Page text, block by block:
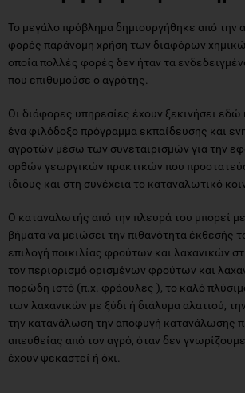
Το μεγάλο πρόβλημα δημιουργήθηκε από την
φορές παράνομη χρήση των διαφόρων
οποία πολλές φορές δεν ήταν τα
που επιθυμούσε ο αγρότης.
Οι διάφορες υπηρεσίες έχουν ξεκινήσει εδώ
ένα φιλόδοξο πρόγραμμα εκπαίδευσης και
αγροτών μέσω των συνεταιρισμών για την
ορθών γεωργικών πρακτικών που
ίδιους και στη συνέχεια το καταναλωτικό
Ο καταναλωτής από την πλευρά του μπορεί
βήματα να μειώσει την πιθανότητα έκθεσής
επιλογή ποικιλίας φρούτων και λαχανικών
τον περιορισμό ορισμένων φρούτων και
πορώδη ιστό (π.χ. φράουλες ), το καλό
των λαχανικών με ξύδι ή διάλυμα αλατιού,
την κατανάλωση την αποφυγή κατανάλωσης
απευθείας από τον αγρό, όταν δεν
έχουν ψεκαστεί ή όχι.